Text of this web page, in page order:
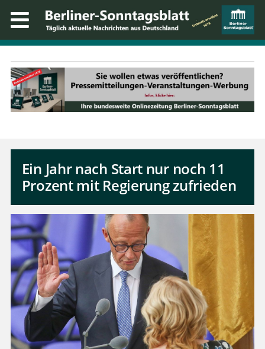
Ein Jahr nach Start nur noch 11
Prozent mit Regierung zufrieden